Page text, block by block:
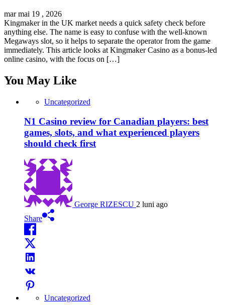
mar mai 19 , 2026
Kingmaker in the UK market needs a quick safety check before
anything else. The name is easy to confuse with the well-known
Megaways slot, so it helps to separate the operator from the game
immediately. This article looks at Kingmaker Casino as a bonus-led
online casino, with the focus on […]
You May Like
Uncategorized
N1 Casino review for Canadian players: best
games, slots, and what experienced players
should check first
George RIZESCU 2 luni ago
Share
Uncategorized